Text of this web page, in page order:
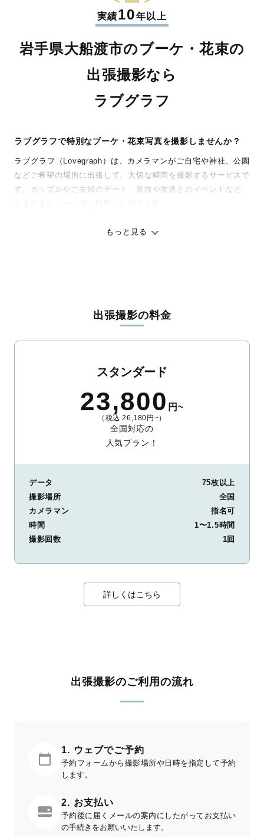
実績10年以上
岩手県大船渡市のブーケ・花束の
出張撮影なら
ラブグラフ
ラブグラフで特別なブーケ・花束写真を撮影しませんか？
ラブグラフ（Lovegraph）は、カメラマンがご自宅や神社、公園
などご希望の場所に出張して、大切な瞬間を撮影するサービスで
す。カップルやご夫婦のデート、家族や友達とのイベントなど、
ありのままの空気感を大切に、何十年経っても見返したくなるよ
ィを身につけたプロのカメラマンが全国47都道府県に在籍してい
ます。創業10年のノウハウを活かし、思い出に残る素敵な撮影体
験をお届けします。
整。自然な雰囲気を残しつつも、おしゃれで洗練された仕上がり
に。きっと「こんな写真を撮ってほしかった！」と思える一枚に
出会えます。まずは、ラブグラフの撮影事例
もっと見る
出張撮影の料金
スタンダード
23,800 円~
（税込 26,180円~）
全国対応の
人気プラン！
データ
75枚以上
撮影場所
全国
カメラマン
指名可
時間
1〜1.5時間
撮影回数
1回
詳しくはこちら
出張撮影のご利用の流れ
1. ウェブでご予約
予約フォームから撮影場所や日時を指定して予約
します。
2. お支払い
予約後に届くメールの案内にしたがってお支払い
の手続きをお願いいたします。